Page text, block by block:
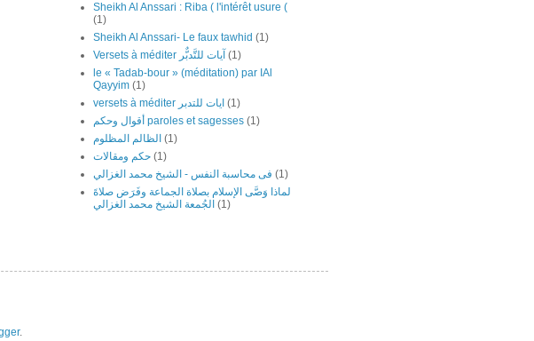
Sheikh Al Anssari : Riba ( l'intérêt usure (
(1)
Sheikh Al Anssari- Le faux tawhid (1)
Versets à méditer آيات للتَّدبٌّر (1)
le « Tadab-bour » (méditation) par IAl
Qayyim (1)
versets ‎à ‎méditer ‎ايات ‏للتدبر (1)
أقوال وحكم paroles et sagesses (1)
الظالم المظلوم (1)
حكم ومقالات (1)
فى محاسبة النفس - الشيخ محمد الغزالي (1)
لماذا وَصَّى الإسلام بصلاة الجماعة وفَرَض صلاةَ
الجُمعة الشيخ محمد الغزالي (1)
.